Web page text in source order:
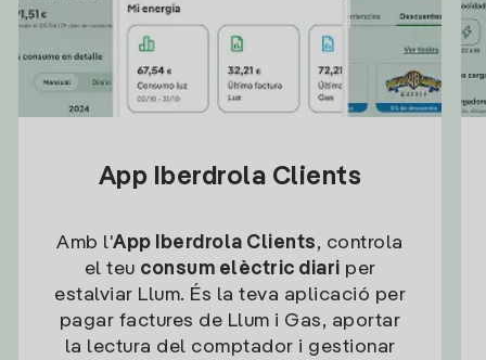
App Iberdrola Clients
Amb l'App Iberdrola Clients, controla
el teu consum elèctric diari per
estalviar Llum. És la teva aplicació per
pagar factures de Llum i Gas, aportar
la lectura del comptador i gestionar